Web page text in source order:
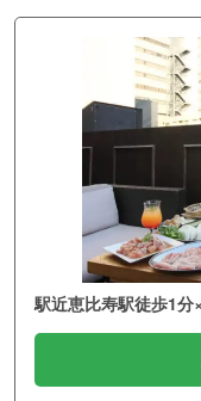
駅近恵比寿駅徒歩1分